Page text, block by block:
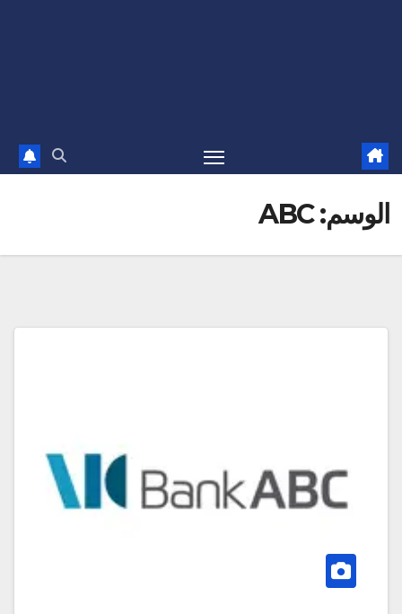
الوسم:ABC